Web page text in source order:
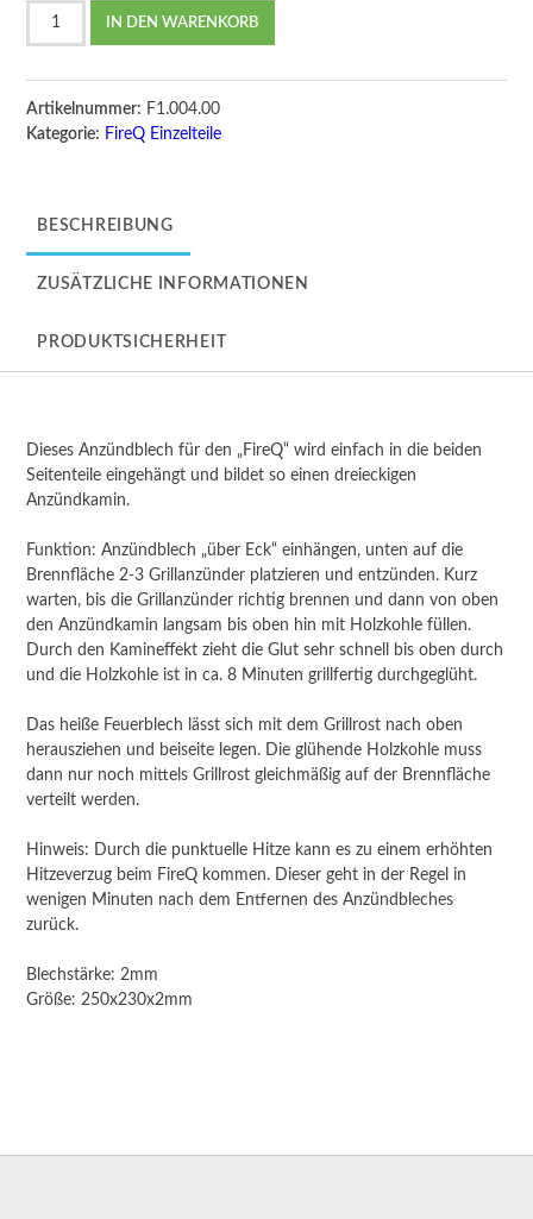
FireQ
IN DEN WARENKORB
Artikelnummer: F1.004.00
Kategorie: FireQ Einzelteile
BESCHREIBUNG
ZUSÄTZLICHE INFORMATIONEN
PRODUKTSICHERHEIT
Dieses Anzündblech für den „FireQ“ wird einfach in die beiden
Seitenteile eingehängt und bildet so einen dreieckigen
Anzündkamin.
Funktion: Anzündblech „über Eck“ einhängen, unten auf die
Brennfläche 2-3 Grillanzünder platzieren und entzünden. Kurz
warten, bis die Grillanzünder richtig brennen und dann von oben
den Anzündkamin langsam bis oben hin mit Holzkohle füllen.
Durch den Kamineffekt zieht die Glut sehr schnell bis oben durch
und die Holzkohle ist in ca. 8 Minuten grillfertig durchgeglüht.
Das heiße Feuerblech lässt sich mit dem Grillrost nach oben
herausziehen und beiseite legen. Die glühende Holzkohle muss
dann nur noch mittels Grillrost gleichmäßig auf der Brennfläche
verteilt werden.
Hinweis: Durch die punktuelle Hitze kann es zu einem erhöhten
Hitzeverzug beim FireQ kommen. Dieser geht in der Regel in
wenigen Minuten nach dem Entfernen des Anzündbleches
zurück.
Blechstärke: 2mm
Größe: 250x230x2mm